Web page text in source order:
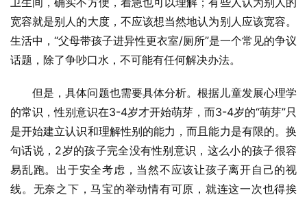
宽容就是别人的大度，不应该想当然地认为别人应该宽容。
生活中，“父母带孩子进异性更衣室/厕所”是一个常见的争议
话题，除了争吵口水，不可能有任何解决办法。
但是，具体问题也需要具体分析。根据儿童发展心理学
的常识，性别意识在3-4岁才开始萌芽，而3-4岁的“萌芽”只
是开始建立认识和理解性别的能力，而且能力是有限的。换
句话说，2岁的孩子完全没有性别意识，这么小的孩子很容
易乱跑。出于安全考虑，当然不应该让孩子离开自己的视
线。无奈之下，马宝的举动情有可原，就连这一次也得挨